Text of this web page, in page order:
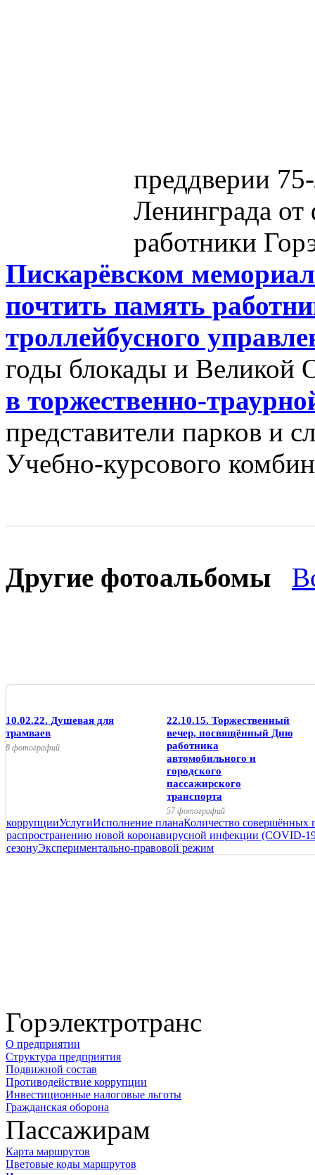
преддверии
Ленинграда
работники
Пискарёвском
почтить память
троллейбусного
годы блокады и Великой
в торжественно-
представители парков и
Учебно-курсового
Другие фотоальбомы
10.02.22. Душевая для
трамваев
8 фотографий
22.10.15. Торжественный
вечер, посвящённый Дню
работника
автомобильного и
городского
пассажирского
транспорта
57 фотографий
коррупцииУслугиИсполнение планаКоличество совершённых
распространению новой коронавирусной инфекции (COVID-
сезонуЭкспериментально-правовой режим
Горэлектротранс
О предприятии
Структура предприятия
Подвижной состав
Противодействие коррупции
Инвестиционные налоговые льготы
Гражданская оборона
Пассажирам
Карта маршрутов
Цветовые коды маршрутов